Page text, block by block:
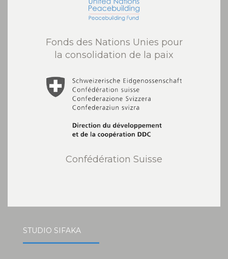
Fonds des Nations Unies pour
la consolidation de la paix
Confédération Suisse
STUDIO SIFAKA